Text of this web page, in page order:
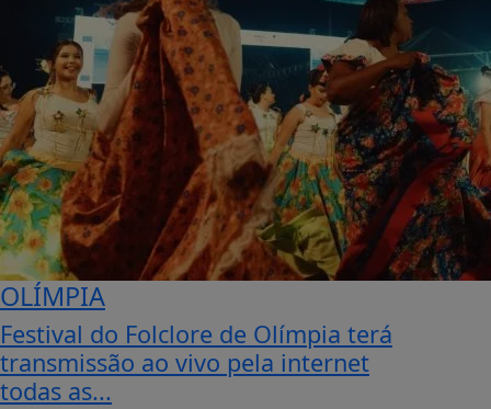
OLÍMPIA
Festival do Folclore de Olímpia terá
transmissão ao vivo pela internet
todas as...